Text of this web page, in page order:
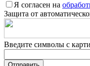
Я согласен на
Защита от
Введите символы с